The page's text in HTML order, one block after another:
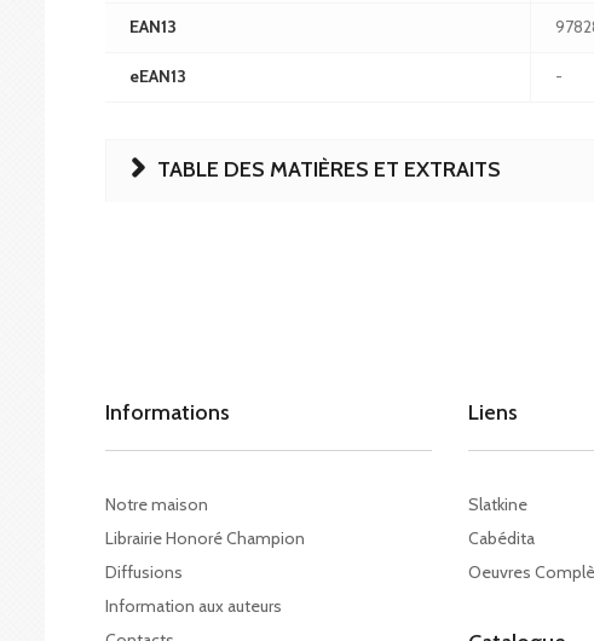
EAN13
eEAN13 -
TABLE DES MATIÈRES ET EXTRAITS
Informations
Notre maison
Librairie Honoré Champion
Diffusions
Information aux auteurs
Liens
Slatkine
Cabédita
Oeuvres